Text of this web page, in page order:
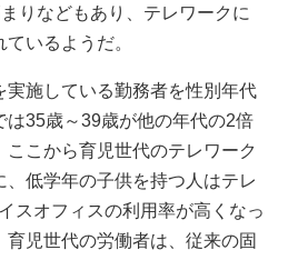
りなどもあり、テレワークに
いるようだ。
施している勤務者を性別年代
は35歳～39歳が他の年代の2倍
ここから育児世代のテレワーク
低学年の子供を持つ人はテレ
スオフィスの利用率が高くなっ
児世代の労働者は、従来の固